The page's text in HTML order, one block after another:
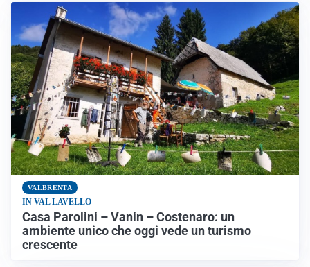
VALBRENTA
IN VAL LAVELLO
Casa Parolini – Vanin – Costenaro: un
ambiente unico che oggi vede un turismo
crescente